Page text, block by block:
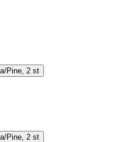
Pine, 2 st
Pine, 2 st